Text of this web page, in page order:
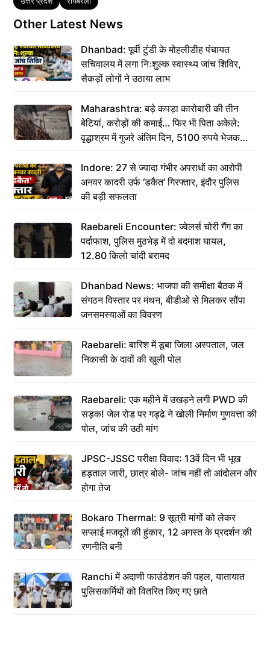
Other Latest News
Dhanbad: पूर्वी टुंडी के मोहलीडीह पंचायत
सचिवालय में लगा निःशुल्क स्वास्थ्य जांच शिविर,
सैकड़ों लोगों ने उठाया लाभ
Maharashtra: बड़े कपड़ा कारोबारी की तीन
बेटियां, करोड़ों की कमाई… फिर भी पिता अकेले:
वृद्धाश्रम में गुजरे अंतिम दिन, 5100 रुपये भेजकर
कहा– अंतिम संस्कार कर दीजिए हम नहीं आ पाएंगे
Indore: 27 से ज्यादा गंभीर अपराधों का आरोपी
अनवर कादरी उर्फ ‘डकैत’ गिरफ्तार, इंदौर पुलिस
की बड़ी सफलता
Raebareli Encounter: ज्वेलर्स चोरी गैंग का
पर्दाफाश, पुलिस मुठभेड़ में दो बदमाश घायल,
12.80 किलो चांदी बरामद
Dhanbad News: भाजपा की समीक्षा बैठक में
संगठन विस्तार पर मंथन, बीडीओ से मिलकर सौंपा
जनसमस्याओं का विवरण
Raebareli: बारिश में डूबा जिला अस्पताल, जल
निकासी के दावों की खुली पोल
Raebareli: एक महीने में उखड़ने लगी PWD की
सड़क! जेल रोड पर गड्ढे ने खोली निर्माण गुणवत्ता की
पोल, जांच की उठी मांग
JPSC-JSSC परीक्षा विवाद: 13वें दिन भी भूख
हड़ताल जारी, छात्र बोले- जांच नहीं तो आंदोलन और
होगा तेज
Bokaro Thermal: 9 सूत्री मांगों को लेकर
सप्लाई मजदूरों की हुंकार, 12 अगस्त के प्रदर्शन की
रणनीति बनी
Ranchi में अदाणी फाउंडेशन की पहल, यातायात
पुलिसकर्मियों को वितरित किए गए छाते